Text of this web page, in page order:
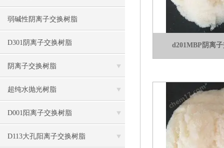
弱碱性阴离子交换树脂
D301阴离子交换树脂
阴离子交换树脂
超纯水抛光树脂
D001阳离子交换树脂
D113大孔阳离子交换树脂
d201MBP阴离